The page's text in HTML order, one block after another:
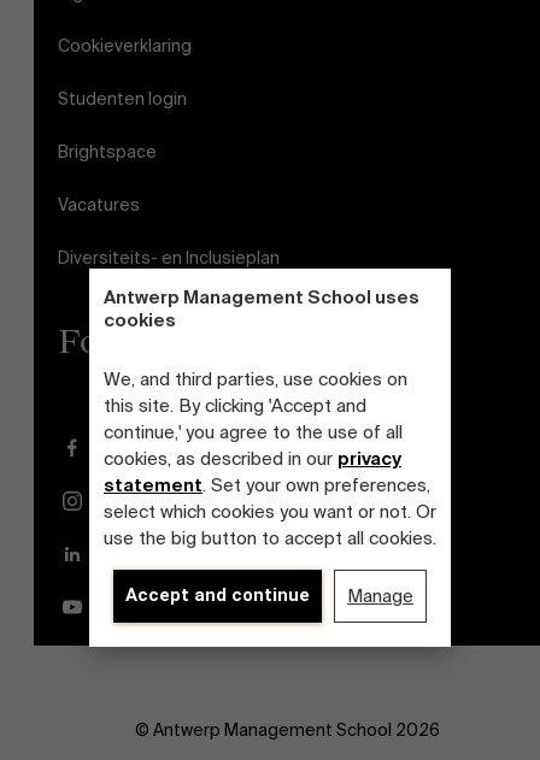
Antwerp Management School uses
cookies
We, and third parties, use cookies on
this site. By clicking 'Accept and
continue,' you agree to the use of all
cookies, as described in our privacy
statement. Set your own preferences,
select which cookies you want or not. Or
use the big button to accept all cookies.
Accept and continue Manage
Cookieverklaring
Studenten login
Brightspace
Vacatures
Diversiteits- en Inclusieplan
Follow us
Facebook
Instagram
YouTube
© Antwerp Management School 2026